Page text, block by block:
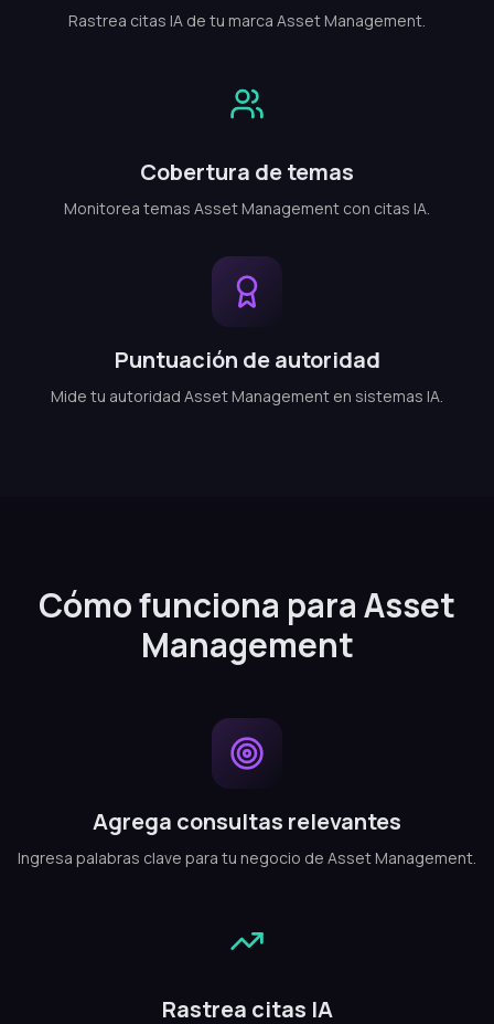
Rastrea citas IA de tu marca Asset Management.
Cobertura de temas
Monitorea temas Asset Management con citas IA.
Puntuación de autoridad
Mide tu autoridad Asset Management en sistemas IA.
Cómo funciona para Asset
Management
Agrega consultas relevantes
Ingresa palabras clave para tu negocio de Asset Management.
Rastrea citas IA